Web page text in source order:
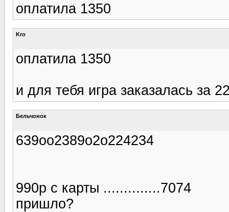
оплатила 1350
Kro
оплатила 1350
и для тебя игра заказалась за
Бельчонок
639оо2389о2о224234
990р с карты ..............7074
пришло?